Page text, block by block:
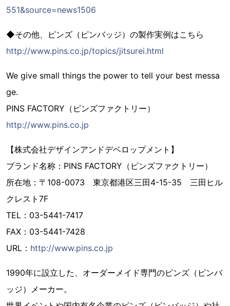
551&source=news1506
◆その他、ピンズ（ピンバッジ）の製作実例はこちら
http://www.pins.co.jp/topics/jitsurei.html
We give small things the power to tell your best messa
ge.
PINS FACTORY（ピンズファクトリー）
http://www.pins.co.jp
【株式会社デザインアンドデベロップメント】
ブランド名称：PINS FACTORY（ピンズファクトリー）
所在地：〒108-0073 東京都港区三田4-15-35 三田ヒル
クレスト7F
TEL：03-5441-7417
FAX：03-5441-7428
URL： http://www.pins.co.jp
1990年に設立した、オーダーメイド専門のピンズ（ピンバ
ッジ）メーカー。